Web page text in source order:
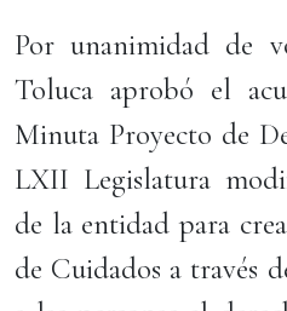
Por unanimidad de
Toluca aprobó el
Minuta Proyecto de
LXII Legislatura
de la entidad para
de Cuidados a través